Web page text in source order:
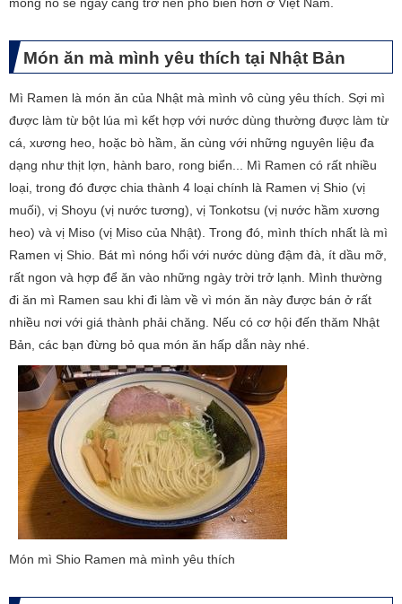
Món ăn mà mình yêu thích tại Nhật Bản
Mì Ramen là món ăn của Nhật mà mình vô cùng yêu thích. Sợi mì
được làm từ bột lúa mì kết hợp với nước dùng thường được làm từ
cá, xương heo, hoặc bò hầm, ăn cùng với những nguyên liệu đa
dạng như thịt lợn, hành baro, rong biển... Mì Ramen có rất nhiều
loại, trong đó được chia thành 4 loại chính là Ramen vị Shio (vị
muối), vị Shoyu (vị nước tương), vị Tonkotsu (vị nước hầm xương
heo) và vị Miso (vị Miso của Nhật). Trong đó, mình thích nhất là mì
Ramen vị Shio. Bát mì nóng hổi với nước dùng đậm đà, ít dầu mỡ,
rất ngon và hợp để ăn vào những ngày trời trở lạnh. Mình thường
đi ăn mì Ramen sau khi đi làm về vì món ăn này được bán ở rất
nhiều nơi với giá thành phải chăng. Nếu có cơ hội đến thăm Nhật
Bản, các bạn đừng bỏ qua món ăn hấp dẫn này nhé.
​Món mì Shio Ramen mà mình yêu thích